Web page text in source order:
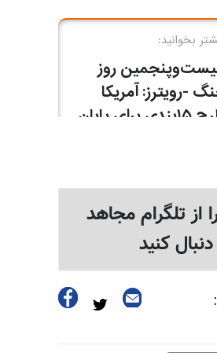
از تلگرام مجاهد
دنبال کنید